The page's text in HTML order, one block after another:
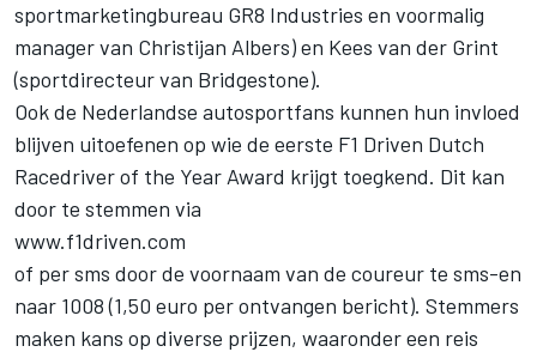
sportmarketingbureau GR8 Industries en voormalig
manager van Christijan Albers) en Kees van der Grint
(sportdirecteur van Bridgestone).
Ook de Nederlandse autosportfans kunnen hun invloed
blijven uitoefenen op wie de eerste F1 Driven Dutch
Racedriver of the Year Award krijgt toegkend. Dit kan
door te stemmen via
www.f1driven.com
of per sms door de voornaam van de coureur te sms-en
naar 1008 (1,50 euro per ontvangen bericht). Stemmers
maken kans op diverse prijzen, waaronder een reis